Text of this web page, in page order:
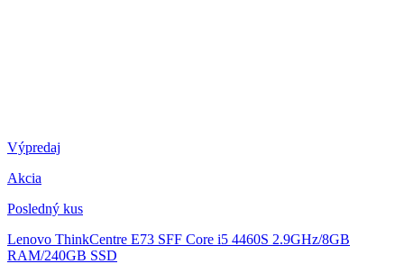
Výpredaj
Akcia
Posledný kus
Lenovo ThinkCentre E73 SFF Core i5 4460S 2.9GHz/8GB
RAM/240GB SSD